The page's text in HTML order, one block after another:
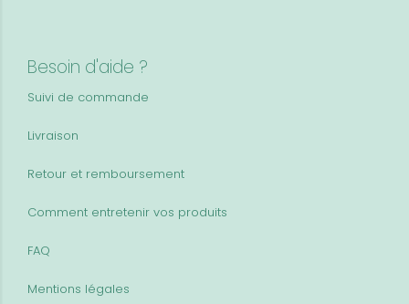
Besoin d'aide ?
Suivi de commande
Livraison
Retour et remboursement
Comment entretenir vos produits
FAQ
Mentions légales